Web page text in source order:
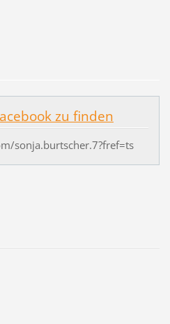
zu finden
sonja.burtscher.7?fref=ts